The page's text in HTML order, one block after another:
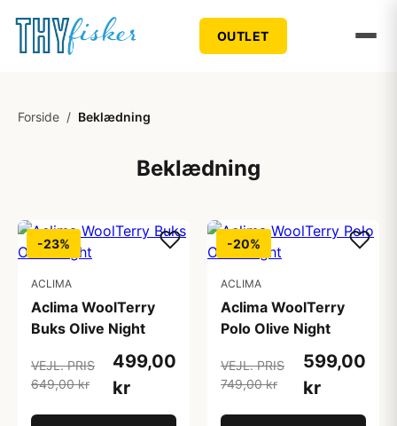
OUTLET
Forside / Beklædning
Beklædning
-23%
ACLIMA
Aclima WoolTerry
Buks Olive Night
VEJL. PRIS
649,00 kr
499,00
kr
-20%
ACLIMA
Aclima WoolTerry
Polo Olive Night
VEJL. PRIS
749,00 kr
599,00
kr